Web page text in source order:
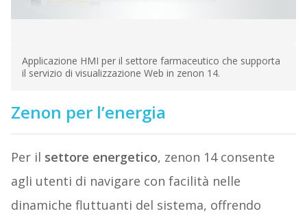
Applicazione HMI per il settore farmaceutico che supporta
il servizio di visualizzazione Web in zenon 14.
Zenon per l’energia
Per il settore energetico, zenon 14 consente
agli utenti di navigare con facilità nelle
dinamiche fluttuanti del sistema, offrendo